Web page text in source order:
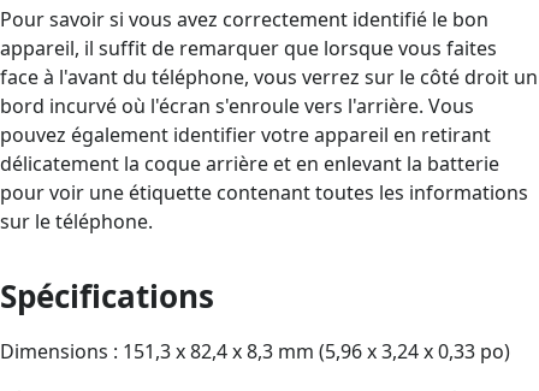
Pour savoir si vous avez correctement identifié le bon
appareil, il suffit de remarquer que lorsque vous faites
face à l'avant du téléphone, vous verrez sur le côté droit un
bord incurvé où l'écran s'enroule vers l'arrière. Vous
pouvez également identifier votre appareil en retirant
délicatement la coque arrière et en enlevant la batterie
pour voir une étiquette contenant toutes les informations
sur le téléphone.
Spécifications
Dimensions : 151,3 x 82,4 x 8,3 mm (5,96 x 3,24 x 0,33 po)